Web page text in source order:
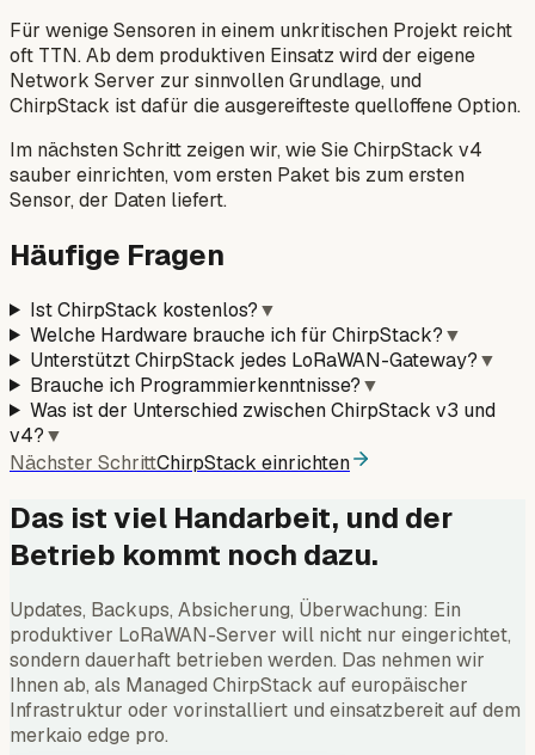
Für wenige Sensoren in einem unkritischen Projekt reicht
oft TTN. Ab dem produktiven Einsatz wird der eigene
Network Server zur sinnvollen Grundlage, und
ChirpStack ist dafür die ausgereifteste quelloffene Option.
Im nächsten Schritt zeigen wir, wie Sie ChirpStack v4
sauber einrichten, vom ersten Paket bis zum ersten
Sensor, der Daten liefert.
Häufige Fragen
Ist ChirpStack kostenlos?▼
Welche Hardware brauche ich für ChirpStack?▼
Unterstützt ChirpStack jedes LoRaWAN-Gateway?▼
Brauche ich Programmierkenntnisse?▼
Was ist der Unterschied zwischen ChirpStack v3 und
v4?▼
Nächster SchrittChirpStack einrichten
Das ist viel Handarbeit, und der
Betrieb kommt noch dazu.
Updates, Backups, Absicherung, Überwachung: Ein
produktiver LoRaWAN-Server will nicht nur eingerichtet,
sondern dauerhaft betrieben werden. Das nehmen wir
Ihnen ab, als Managed ChirpStack auf europäischer
Infrastruktur oder vorinstalliert und einsatzbereit auf dem
merkaio edge pro.